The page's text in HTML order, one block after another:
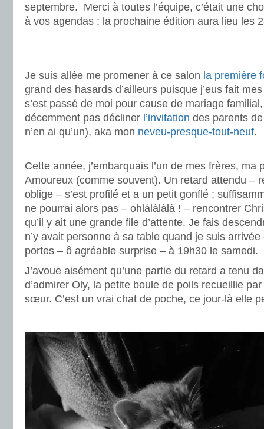
septembre. Merci à toutes l’équipe, c’était une
à vos agendas : la prochaine édition aura lieu les
Je suis allée me promener à ce salon la première
grand des hasards d’ailleurs puisque j’eus fait
s’est passé de moi pour cause de mariage
décemment pas décliner l’invitation des parents
n’en ai qu’un), aka mon neveu-presque-tout-neuf.
Cette année, j’embarquais l’un de mes frères, ma
Amoureux (comme souvent). Un retard attendu –
oblige – s’est profilé et a un petit gonflé ;
ne pourrai alors pas – ohlàlàlàlà ! – rencontrer
qu’il y ait une grande file d’attente. Je fais
n’y avait personne à sa table quand je suis
portes – ô agréable surprise – à 19h30 le samedi.
J’avoue aisément qu’une partie du retard a tenu
d’admirer Oly, la petite boule de poils recueillie
sœur. C’est un vrai chat de poche, ce jour-là elle